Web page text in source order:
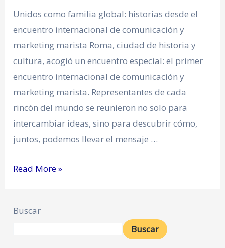
Unidos como familia global: historias desde el
encuentro internacional de comunicación y
marketing marista Roma, ciudad de historia y
cultura, acogió un encuentro especial: el primer
encuentro internacional de comunicación y
marketing marista. Representantes de cada
rincón del mundo se reunieron no solo para
intercambiar ideas, sino para descubrir cómo,
juntos, podemos llevar el mensaje …
Read More »
Buscar
Buscar